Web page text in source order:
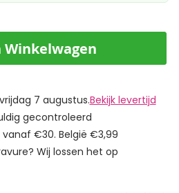
Winkelwagen
7 augustus.Bekijk levertijd
gecontroleerd
vanaf €30. België €3,99
Wij lossen het op